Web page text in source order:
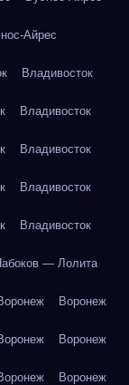
Айрес
Владивосток
Владивосток
Владивосток
Владивосток
Владивосток
— Лолита
Воронеж
Воронеж
Воронеж